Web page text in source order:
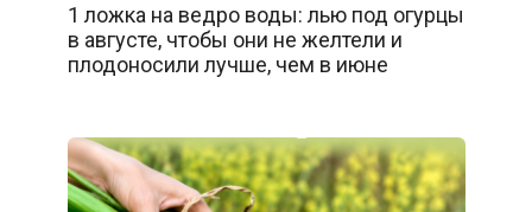
1 ложка на ведро воды: лью под огурцы
в августе, чтобы они не желтели и
плодоносили лучше, чем в июне